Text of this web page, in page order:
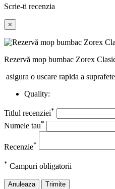
Scrie-ti recenzia
×
Rezervă mop bumbac Zorex
asigura o uscare rapida a
Quality:
Titlul recenziei*
Numele tau*
Recenzie*
* Campuri obligatorii
Anuleaza Trimite